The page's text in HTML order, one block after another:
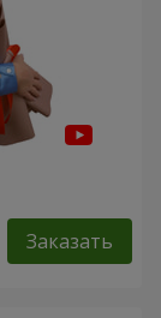
Заказать